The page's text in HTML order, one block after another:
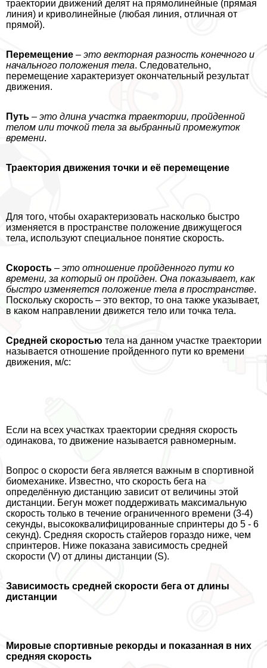
траектории движений делят на прямолинейные (прямая
линия) и криволинейные (любая линия, отличная от
прямой).
Перемещение – это векторная разность конечного и
начального положения тела. Следовательно,
перемещение хаpaктеризует окончательный результат
движения.
Путь – это длина участка траектории, пройденной
телом или точкой тела за выбранный промежуток
времени.
Траектория движения точки и её перемещение
Для того, чтобы охаpaктеризовать насколько быстро
изменяется в прострaнcтве положение движущегося
тела, используют специальное понятие скорость.
Скорость – это отношение пройденного пути ко
времени, за который он пройден. Она показывает, как
быстро изменяется положение тела в прострaнcтве.
Поскольку скорость – это вектор, то она также указывает,
в каком направлении движется тело или точка тела.
Средней скоростью тела на данном участке траектории
называется отношение пройденного пути ко времени
движения, м/с:
Если на всех участках траектории средняя скорость
одинакова, то движение называется равномерным.
Вопрос о скорости бега является важным в спортивной
биомеханике. Известно, что скорость бега на
определённую дистанцию зависит от величины этой
дистанции. Бегун может поддерживать максимальную
скорость только в течение ограниченного времени (3-4)
секунды, высококвалифицированные спринтеры до 5 - 6
секунд). Средняя скорость стайеров гораздо ниже, чем
спринтеров. Ниже показана зависимость средней
скорости (V) от длины дистанции (S).
Зависимость средней скорости бега от длины
дистанции
Мировые спортивные рекорды и показанная в них
средняя скорость